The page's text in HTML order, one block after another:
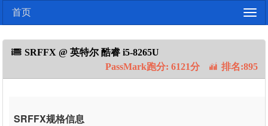
首页
SRFFX @ 英特尔 酷睿 i5-8265U
PassMark跑分: 6121分
排名:895
SRFFX规格信息